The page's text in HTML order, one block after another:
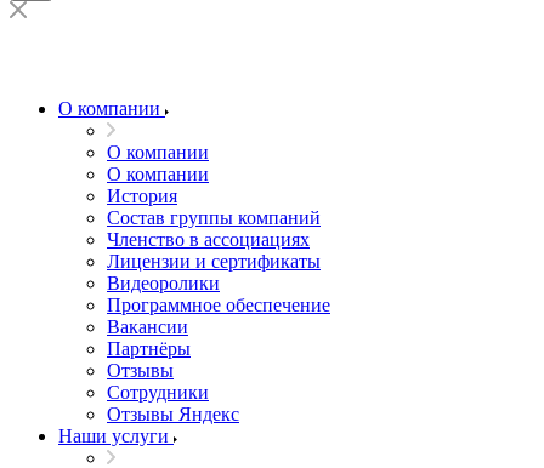
О компании
О компании
О компании
История
Состав группы компаний
Членство в ассоциациях
Лицензии и сертификаты
Видеоролики
Программное обеспечение
Вакансии
Партнёры
Отзывы
Сотрудники
Отзывы Яндекс
Наши услуги